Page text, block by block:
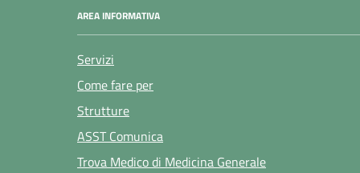
AREA INFORMATIVA
Servizi
Come fare per
Strutture
ASST Comunica
Trova Medico di Medicina Generale